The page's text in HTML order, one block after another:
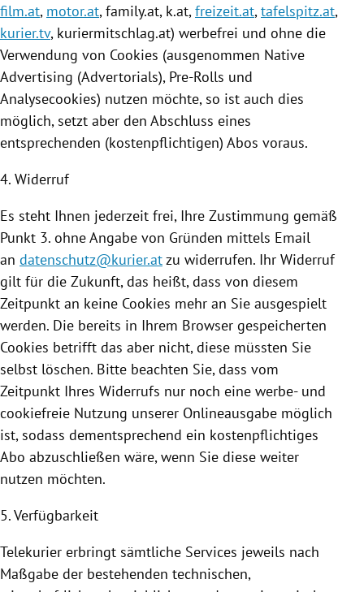
film.at, motor.at, family.at, k.at, freizeit.at, tafelspitz.at,
kurier.tv, kuriermitschlag.at) werbefrei und ohne die
Verwendung von Cookies (ausgenommen Native
Advertising (Advertorials), Pre-Rolls und
Analysecookies) nutzen möchte, so ist auch dies
möglich, setzt aber den Abschluss eines
entsprechenden (kostenpflichtigen) Abos voraus.
4. Widerruf
Es steht Ihnen jederzeit frei, Ihre Zustimmung gemäß
Punkt 3. ohne Angabe von Gründen mittels Email
an datenschutz@kurier.atzu widerrufen. Ihr Widerruf
gilt für die Zukunft, das heißt, dass von diesem
Zeitpunkt an keine Cookies mehr an Sie ausgespielt
werden. Die bereits in Ihrem Browser gespeicherten
Cookies betrifft das aber nicht, diese müssten Sie
selbst löschen. Bitte beachten Sie, dass vom
Zeitpunkt Ihres Widerrufs nur noch eine werbe- und
cookiefreie Nutzung unserer Onlineausgabe möglich
ist, sodass dementsprechend ein kostenpflichtiges
Abo abzuschließen wäre, wenn Sie diese weiter
nutzen möchten.
5. Verfügbarkeit
Telekurier erbringt sämtliche Services jeweils nach
Maßgabe der bestehenden technischen,